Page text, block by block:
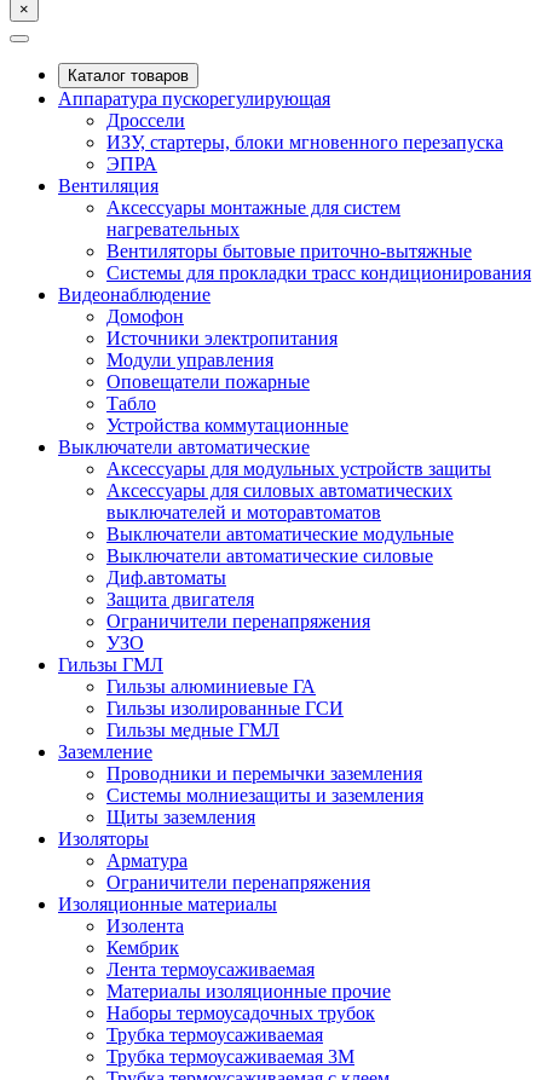
×
Каталог товаров
Аппаратура пускорегулирующая
Дроссели
ИЗУ, стартеры, блоки мгновенного перезапуска
ЭПРА
Вентиляция
Аксессуары монтажные для систем
нагревательных
Вентиляторы бытовые приточно-вытяжные
Системы для прокладки трасс кондиционирования
Видеонаблюдение
Домофон
Источники электропитания
Модули управления
Оповещатели пожарные
Табло
Устройства коммутационные
Выключатели автоматические
Аксессуары для модульных устройств защиты
Аксессуары для силовых автоматических
выключателей и моторавтоматов
Выключатели автоматические модульные
Выключатели автоматические силовые
Диф.автоматы
Защита двигателя
Ограничители перенапряжения
УЗО
Гильзы ГМЛ
Гильзы алюминиевые ГА
Гильзы изолированные ГСИ
Гильзы медные ГМЛ
Заземление
Проводники и перемычки заземления
Системы молниезащиты и заземления
Щиты заземления
Изоляторы
Арматура
Ограничители перенапряжения
Изоляционные материалы
Изолента
Кембрик
Лента термоусаживаемая
Материалы изоляционные прочие
Наборы термоусадочных трубок
Трубка термоусаживаемая
Трубка термоусаживаемая 3М